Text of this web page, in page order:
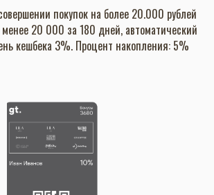
покупок на более 20.000 рублей
20 000 за 180 дней, автоматический
кешбека 3%. Процент накопления: 5%